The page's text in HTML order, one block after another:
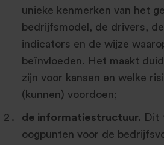
unieke kenmerken van het
bedrijfsmodel, de drivers,
indicators en de wijze
beïnvloeden. Het maakt
zijn voor kansen en welke
(kunnen) voordoen;
de informatiestructuur. Dit
oogpunten voor de